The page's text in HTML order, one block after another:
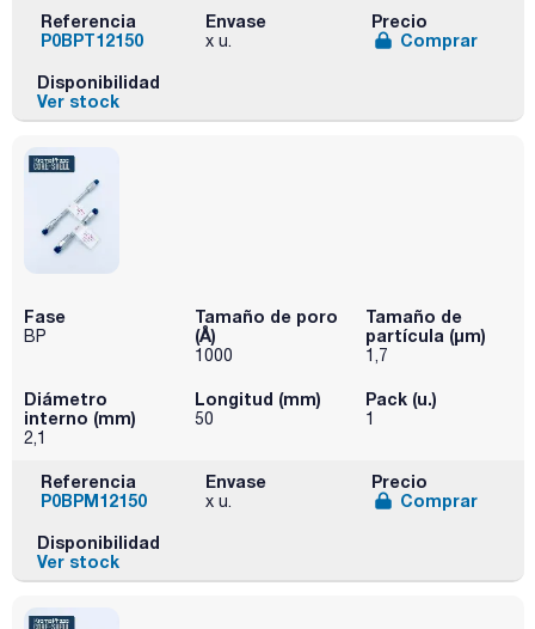
Referencia
P0BPT12150
Envase
x u.
Precio
Comprar
Disponibilidad
Ver stock
Fase
BP
Tamaño de poro
(Å)
1000
Tamaño de
partícula (μm)
1,7
Diámetro
interno (mm)
2,1
Longitud (mm)
50
Pack (u.)
1
Referencia
P0BPM12150
Envase
x u.
Precio
Comprar
Disponibilidad
Ver stock